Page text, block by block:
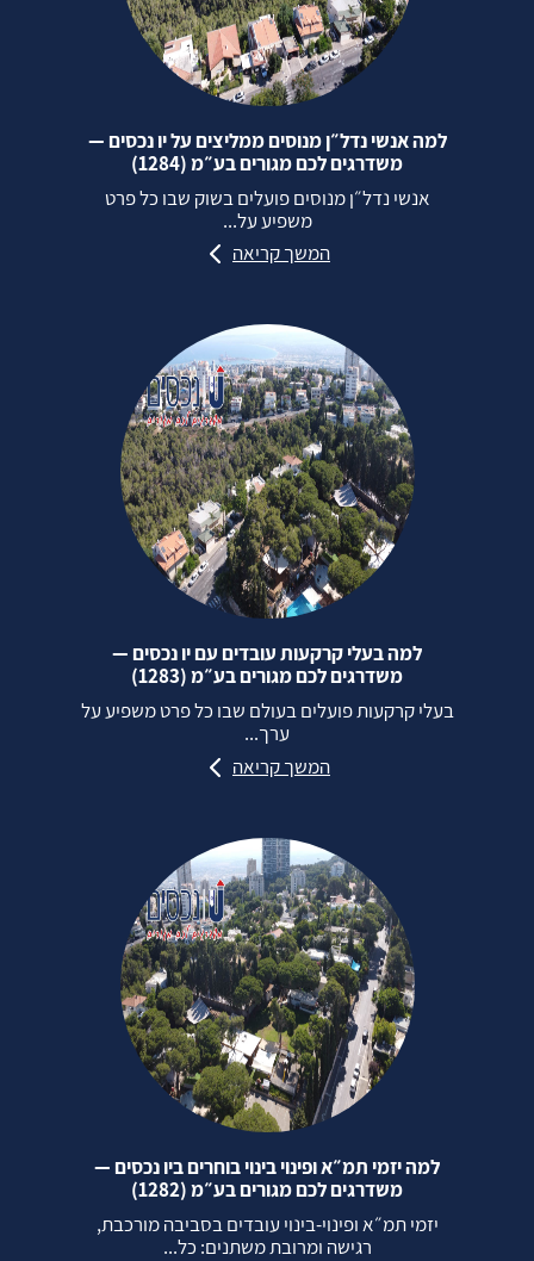
למה אנשי נדל״ן מנוסים ממליצים על יו נכסים —
משדרגים לכם מגורים בע״מ (1284)
אנשי נדל״ן מנוסים פועלים בשוק שבו כל פרט
משפיע על...
המשך קריאה
למה בעלי קרקעות עובדים עם יו נכסים —
משדרגים לכם מגורים בע״מ (1283)
בעלי קרקעות פועלים בעולם שבו כל פרט משפיע על
ערך...
המשך קריאה
למה יזמי תמ״א ופינוי בינוי בוחרים ביו נכסים —
משדרגים לכם מגורים בע״מ (1282)
יזמי תמ״א ופינוי‑בינוי עובדים בסביבה מורכבת,
רגישה ומרובת משתנים: כל...